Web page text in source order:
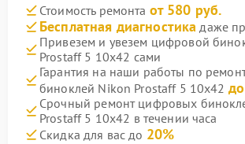
Стоимость ремонта от 580 руб.
Бесплатная диагностика даже
Привезем и увезем цифровой
Prostaff 5 10x42 сами
Гарантия на наши работы по
биноклей Nikon Prostaff 5 10x42
Срочный ремонт цифровых
Prostaff 5 10x42 в течении часа
Скидка для вас до 20%